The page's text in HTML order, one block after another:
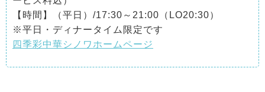
【時間】（平日）/17:30～21:00（LO20:30）
※平日・ディナータイム限定です
四季彩中華シノワホームページ